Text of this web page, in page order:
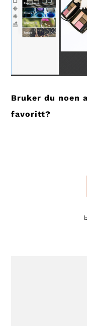
Bruker du noen
favoritt?